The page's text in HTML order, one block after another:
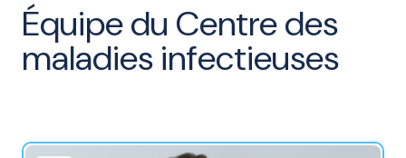
Équipe du Centre des
maladies infectieuses